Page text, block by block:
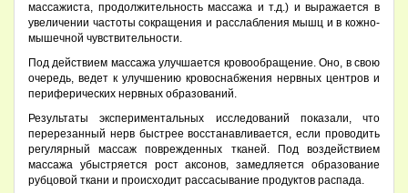
массажиста, продолжительность массажа и т.д.) и выражается в
увеличении частоты сокращения и расслабления мышц и в кожно-
мышечной чувствительности.
Под действием массажа улучшается кровообращение. Оно, в свою
очередь, ведет к улучшению кровоснабжения нервных центров и
периферических нервных образований.
Результаты экспериментальных исследований показали, что
перерезанный нерв быстрее восстанавливается, если проводить
регулярный массаж поврежденных тканей. Под воздействием
массажа убыстряется рост аксонов, замедляется образование
рубцовой ткани и происходит рассасывание продуктов распада.